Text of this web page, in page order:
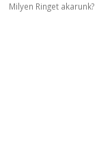
Milyen Ringet akarunk?